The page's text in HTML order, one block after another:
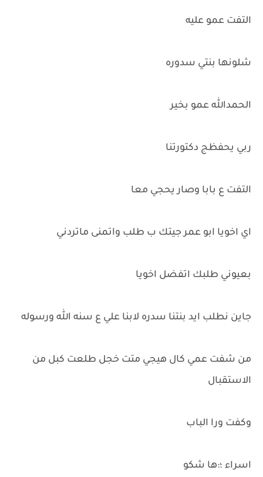
التفت عمو عليه
شلونها بنتي سدوره
الحمدالله عمو بخير
ربي يحفظج دكتورتنا
التفت ع بابا وصار يحجي معا
اي اخويا ابو عمر جيتك ب طلب واتمنى ماتردني
بعيوني طلبك اتفضل اخويا
جاين نطلب ايد بنتنا سدره لابنا علي ع سنه الله ورسوله
من شفت عمي كال هيجي متت خجل طلعت كبل من
الاستقبال
وكفت ورا الباب
اسراء ؛:ها شكو